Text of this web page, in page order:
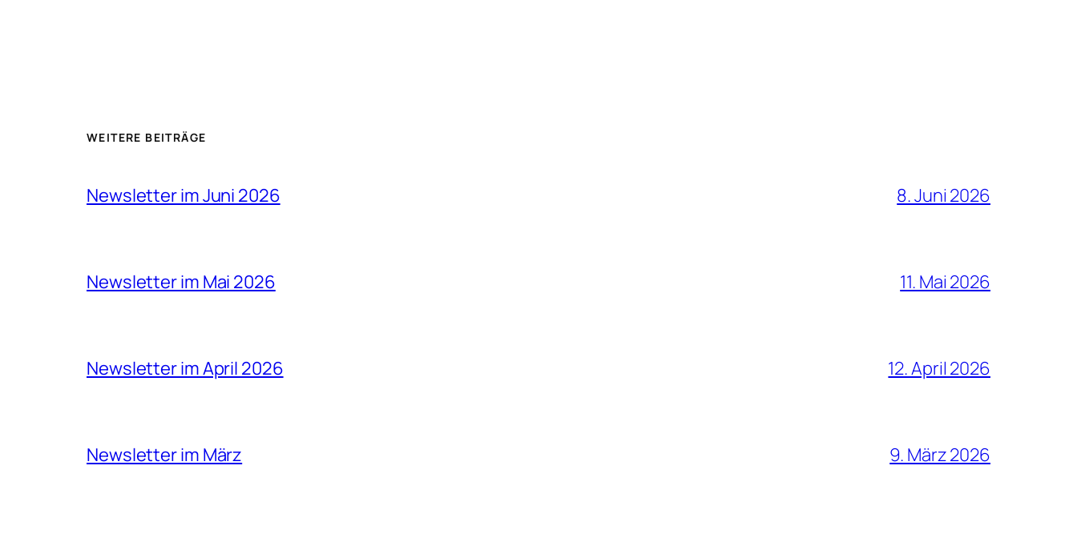
WEITERE BEITRÄGE
Newsletter im Juni 2026 8. Juni 2026
Newsletter im Mai 2026 11. Mai 2026
Newsletter im April 2026 12. April 2026
Newsletter im März 9. März 2026